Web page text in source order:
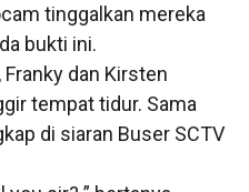
tinggalkan mereka
bukti ini.
dan Kirsten
tempat tidur. Sama
di siaran Buser SCTV